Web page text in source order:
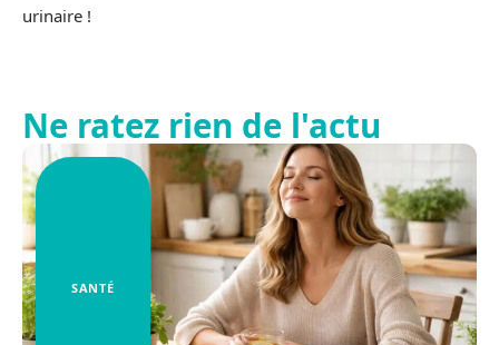
urinaire !
Ne ratez rien de l'actu
SANTÉ